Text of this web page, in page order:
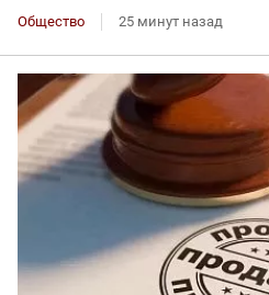
Общество 25 минут назад